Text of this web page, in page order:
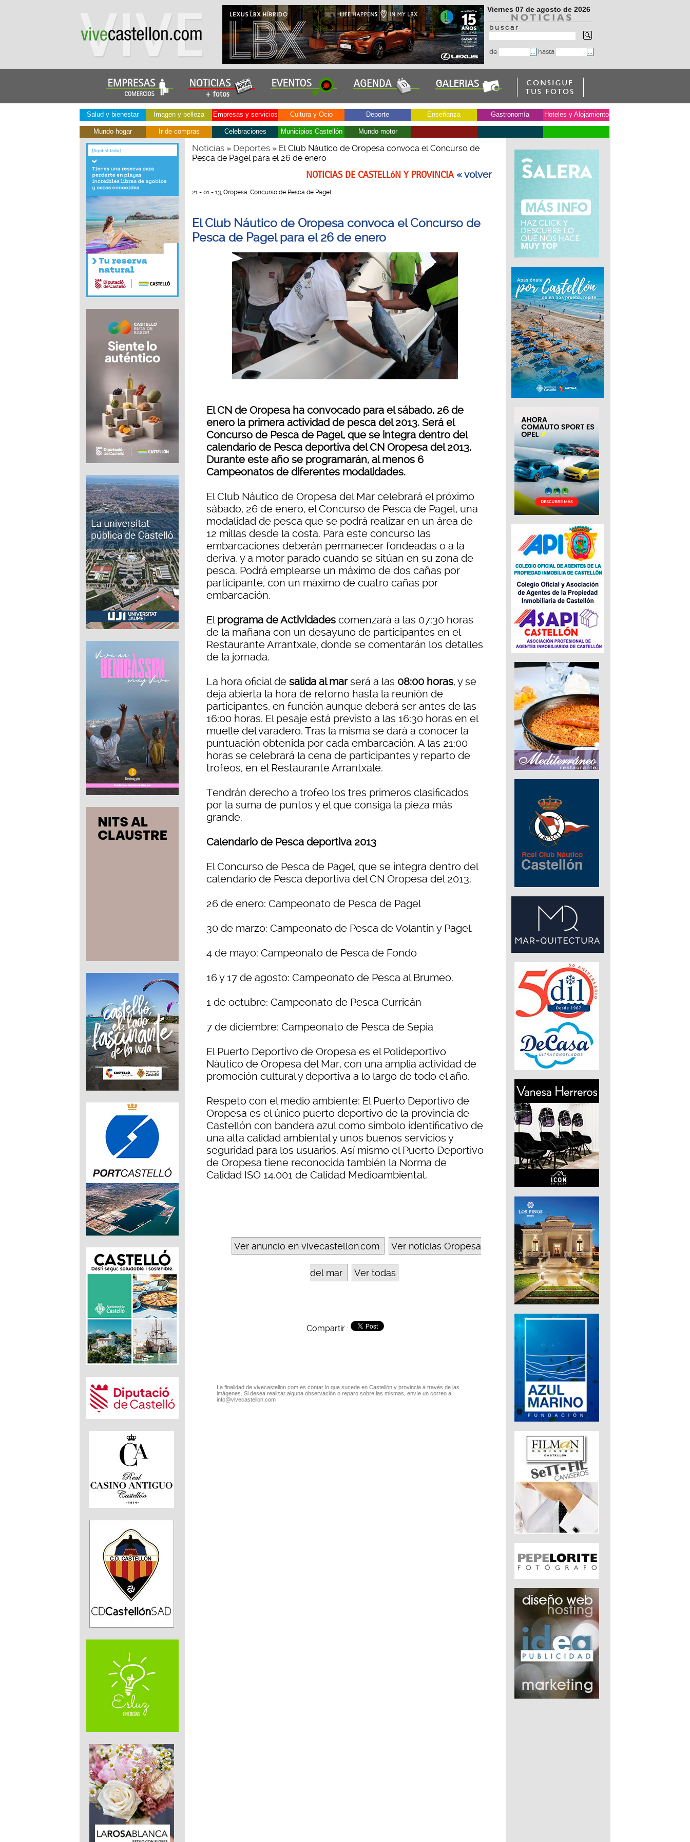
Viernes 07 de agosto de 2026
b u s c a r
de hasta
Salud y bienestar Imagen y belleza Empresas y servicios Cultura y Ocio Deporte Enseñanza Gastronomía Hoteles y Alojamiento
Mundo hogar Ir de compras Celebraciones Municipios Castellón Mundo motor
Noticias» Deportes» El Club Náutico de Oropesa convoca el Concurso de
Pesca de Pagel para el 26 de enero
NOTICIAS DE CASTELLóN Y PROVINCIA« volver
21 - 01 - 13, Oropesa. Concurso de Pesca de Pagel
El Club Náutico de Oropesa convoca el Concurso de
Pesca de Pagel para el 26 de enero
El CN de Oropesa ha convocado para el sábado, 26 de
enero la primera actividad de pesca del 2013. Será el
Concurso de Pesca de Pagel, que se integra dentro del
calendario de Pesca deportiva del CN Oropesa del 2013.
Durante este año se programarán, al menos 6
Campeonatos de diferentes modalidades.
El Club Náutico de Oropesa del Mar celebrará el próximo
sábado, 26 de enero, el Concurso de Pesca de Pagel, una
modalidad de pesca que se podrá realizar en un área de
12 millas desde la costa. Para este concurso las
embarcaciones deberán permanecer fondeadas o a la
deriva, y a motor parado cuando se sitúan en su zona de
pesca. Podrá emplearse un máximo de dos cañas por
participante, con un máximo de cuatro cañas por
embarcación.
Elprograma de Actividades comenzará a las 07:30 horas
de la mañana con un desayuno de participantes en el
Restaurante Arrantxale, donde se comentarán los detalles
de la jornada.
La hora oficial de salida al marserá a las 08:00 horas, y se
deja abierta la hora de retorno hasta la reunión de
participantes, en función aunque deberá ser antes de las
16:00 horas. El pesaje está previsto a las 16:30 horas en el
muelle del varadero. Tras la misma se dará a conocer la
puntuación obtenida por cada embarcación. A las 21:00
horas se celebrará la cena de participantes y reparto de
trofeos, en el Restaurante Arrantxale.
Tendrán derecho a trofeo los tres primeros clasificados
por la suma de puntos y el que consiga la pieza más
grande.
Calendario de Pesca deportiva 2013
El Concurso de Pesca de Pagel, que se integra dentro del
calendario de Pesca deportiva del CN Oropesa del 2013.
26 de enero: Campeonato de Pesca de Pagel
30 de marzo: Campeonato de Pesca de Volantín y Pagel.
4 de mayo: Campeonato de Pesca de Fondo
16 y 17 de agosto: Campeonato de Pesca al Brumeo.
1 de octubre: Campeonato de Pesca Curricán
7 de diciembre: Campeonato de Pesca de Sepia
El Puerto Deportivo de Oropesa es el Polideportivo
Náutico de Oropesa del Mar, con una amplia actividad de
promoción cultural y deportiva a lo largo de todo el año.
Respeto con el medio ambiente: El Puerto Deportivo de
Oropesa es el único puerto deportivo de la provincia de
Castellón con bandera azul como símbolo identificativo de
una alta calidad ambiental y unos buenos servicios y
seguridad para los usuarios. Así mismo el Puerto Deportivo
de Oropesa tiene reconocida también la Norma de
Calidad ISO 14.001 de Calidad Medioambiental.
Ver anuncio en vivecastellon.com Ver noticias Oropesa
del mar Ver todas
Compartir :
La finalidad de vivecastellon.com es contar lo que sucede en Castellón y provincia a través de las
imágenes. Si desea realizar alguna observación o reparo sobre las mismas, envíe un correo a
info@vivecastellon.com